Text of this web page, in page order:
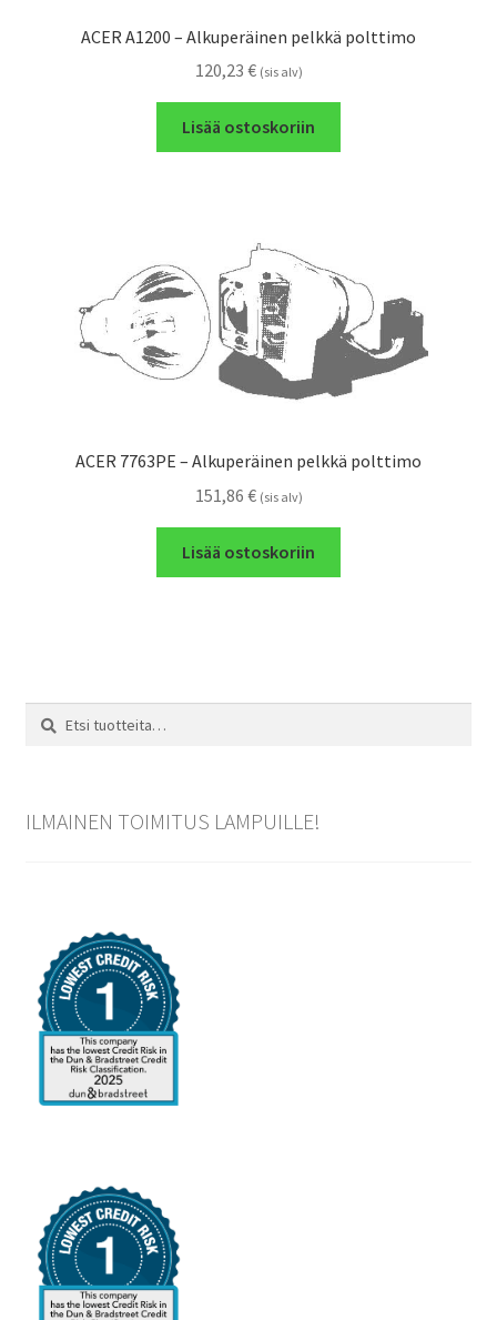
ACER A1200 – Alkuperäinen pelkkä polttimo
120,23 € (sis alv)
Lisää ostoskoriin
ACER 7763PE – Alkuperäinen pelkkä polttimo
151,86 € (sis alv)
Lisää ostoskoriin
Etsi:
Haku
ILMAINEN TOIMITUS LAMPUILLE!